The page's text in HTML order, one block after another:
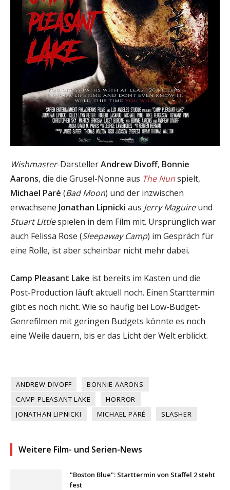
Wishmaster-DarstellerAndrew Divoff, Bonnie
Aarons, die die Grusel-Nonne aus The Nunspielt,
Michael Paré (Bad Moon) und der inzwischen
erwachsene Jonathan Lipnicki aus Jerry Maguireund
Stuart Littlespielen in dem Film mit. Ursprünglich war
auch Felissa Rose (Sleepaway Camp) im Gespräch für
eine Rolle, ist aber scheinbar nicht mehr dabei.
Camp Pleasant Lake ist bereits im Kasten und die
Post-Production läuft aktuell noch. Einen Starttermin
gibt es noch nicht. Wie so häufig bei Low-Budget-
Genrefilmen mit geringen Budgets könnte es noch
eine Weile dauern, bis er das Licht der Welt erblickt.
ANDREW DIVOFF
BONNIE AARONS
CAMP PLEASANT LAKE
HORROR
JONATHAN LIPNICKI
MICHAEL PARÉ SLASHER
Weitere Film- und Serien-News
"Boston Blue": Starttermin von Staffel 2 steht
fest